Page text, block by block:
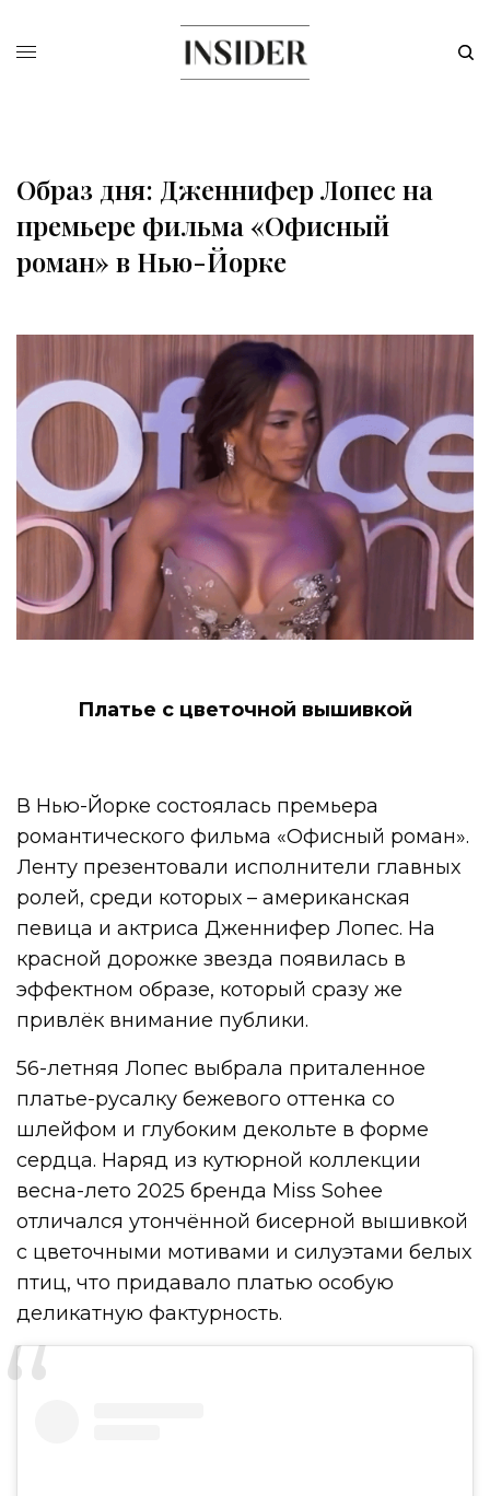
Образ дня: Дженнифер Лопес на
премьере фильма «Офисный
роман» в Нью-Йорке
Платье с цветочной вышивкой
В Нью-Йорке состоялась премьера
романтического фильма «Офисный роман».
Ленту презентовали исполнители главных
ролей, среди которых – американская
певица и актриса Дженнифер Лопес. На
красной дорожке звезда появилась в
эффектном образе, который сразу же
привлёк внимание публики.
56-летняя Лопес выбрала приталенное
платье-русалку бежевого оттенка со
шлейфом и глубоким декольте в форме
сердца. Наряд из кутюрной коллекции
весна-лето 2025 бренда Miss Sohee
отличался утончённой бисерной вышивкой
с цветочными мотивами и силуэтами белых
птиц, что придавало платью особую
деликатную фактурность.